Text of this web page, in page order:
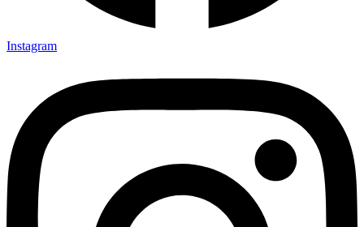
Instagram